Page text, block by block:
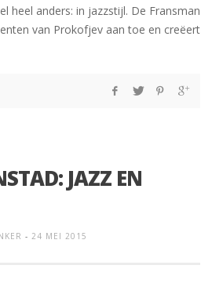
heel anders: in jazzstijl. De Fransman
van Prokofjev aan toe en creëert
JAZZ EN
- 24 MEI 2015